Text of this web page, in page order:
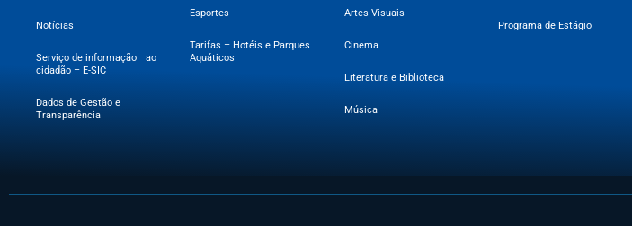
Notícias
Serviço de informação ao
cidadão – E-SIC
Dados de Gestão e
Transparência
Esportes
Tarifas – Hotéis e Parques
Aquáticos
Artes Visuais
Cinema
Literatura e Biblioteca
Música
Programa de Estágio